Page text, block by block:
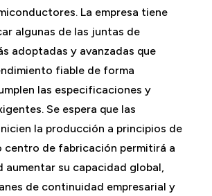
La empresa tiene
algunas de las juntas de
adoptadas y avanzadas que
fiable de forma
las especificaciones y
Se espera que las
la producción a principios de
centro de fabricación permitirá a
aumentar su capacidad global,
de continuidad empresarial y